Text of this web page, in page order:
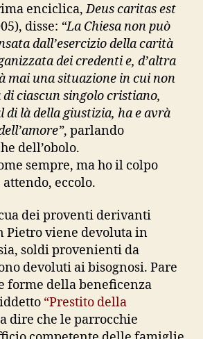
enciclica,Deus caritas est
disse: “La Chiesa non può
dall’esercizio della carità
dei credenti e, d’altra
mai una situazione in cui non
ciascun singolo cristiano,
di là della giustizia, ha e avrà
, parlando
dell’obolo.
sempre, ma ho il colpo
eccolo.
dei proventi derivanti
Pietro viene devoluta in
soldi provenienti da
devoluti ai bisognosi. Pare
forme della beneficenza
“Prestito della
dire che le parrocchie